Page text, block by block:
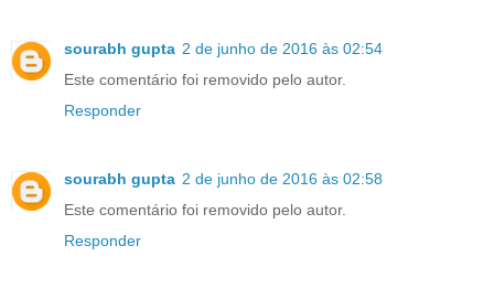
sourabh gupta 2 de junho de 2016 às 02:54
Este comentário foi removido pelo autor.
Responder
sourabh gupta 2 de junho de 2016 às 02:58
Este comentário foi removido pelo autor.
Responder